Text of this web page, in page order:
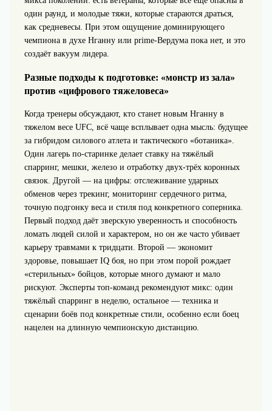
один раунд, и молодые тяжи, которые стараются драться,
как средневесы. При этом ощущение доминирующего
чемпиона в духе Нганну или prime-Вердума пока нет, и это
создаёт вакуум лидера.
Разные подходы к подготовке: «монстр из зала»
против «цифрового тяжеловеса»
Когда тренеры обсуждают, кто станет новым Нганну в
тяжелом весе UFC, всё чаще всплывает одна мысль: будущее
за гибридом силового атлета и тактического «ботаника».
Один лагерь по‑старинке делает ставку на тяжёлый
спарринг, мешки, железо и отработку двух-трёх коронных
связок. Другой — на цифры: отслеживание ударных
обменов через трекинг, мониторинг сердечного ритма,
точную подгонку веса и стиля под конкретного соперника.
Первый подход даёт зверскую уверенность и способность
ломать людей силой и характером, но он же часто убивает
карьеру травмами к тридцати. Второй — экономит
здоровье, повышает IQ боя, но при этом порой рождает
«стерильных» бойцов, которые много думают и мало
рискуют. Эксперты топ-команд рекомендуют микс: один
тяжёлый спарринг в неделю, остальное — техника и
сценарии боёв под конкретные стили, особенно если боец
нацелен на длинную чемпионскую дистанцию.